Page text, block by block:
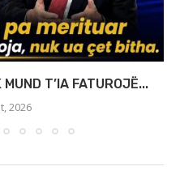
T’IA FATUROJË...
2026